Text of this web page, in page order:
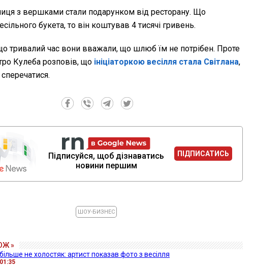
з вершками стали подарунком від ресторану. Що
букета, то він коштував 4 тисячі гривень.
тривалий час вони вважали, що шлюб їм не потрібен. Проте
Кулеба розповів, що ініціаторкою весілля стала Світлана,
Підписуйся, щоб дізнаватись
новини першим
ПІДПИСАТИСЬ
ШОУ-БИЗНЕС
»
не холостяк: артист показав фото з весілля